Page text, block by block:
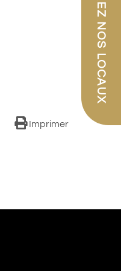
Imprimer